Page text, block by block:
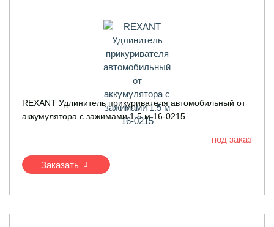
REXANT Удлинитель прикуривателя автомобильный от
аккумулятора с зажимами 1.5 м 16-0215
под заказ
Заказать